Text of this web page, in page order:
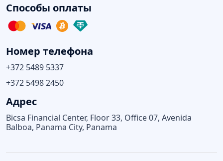
Способы оплаты
Номер телефона
+372 5489 5337
+372 5498 2450
Адрес
Bicsa Financial Center, Floor 33, Office 07, Avenida
Balboa, Panama City, Panama